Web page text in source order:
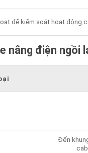
để kiểm soát hoạt động
điện ngồi
Đến